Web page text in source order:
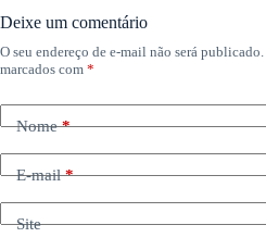
Deixe um comentário
O seu endereço de e-mail não será publicado.
marcados com *
Nome*
E-mail*
Site